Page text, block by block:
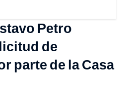
Petro
de
parte de la Casa